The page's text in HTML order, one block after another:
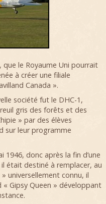
le Royaume Uni pourrait
à créer une filiale
Canada ».
société fut le DHC-1,
gris des forêts et des
» par des élèves
sur leur programme
1946, donc après la fin d’une
était destiné à remplacer, au
universellement connu, il
Gipsy Queen » développant